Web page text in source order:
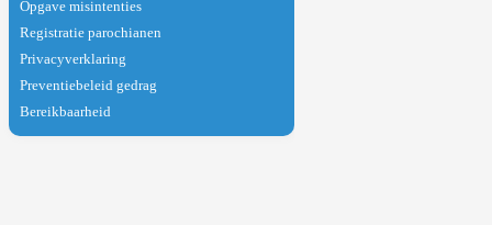
Opgave misintenties
Registratie parochianen
Privacyverklaring
Preventiebeleid gedrag
Bereikbaarheid